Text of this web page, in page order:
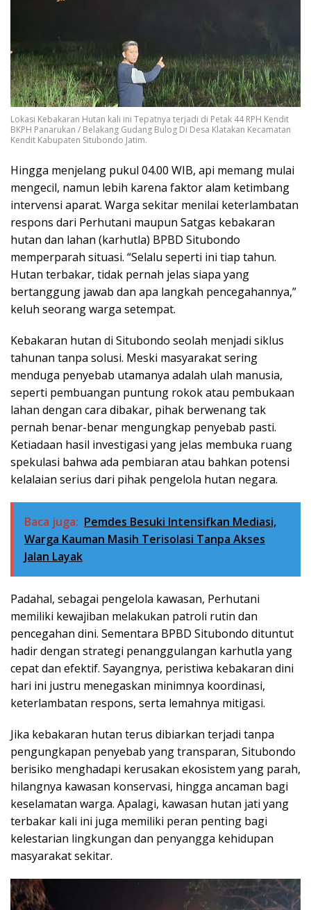
Lokasi Kebakaran Hutan kali ini Tepatnya terjadi di Petak 44 RPH Kendit
BKPH Panarukan / Belakang Gudang Bulog Di Desa Klatakan Kecamatan
Kendit Kabupaten Situbondo Jatim.
Hingga menjelang pukul 04.00 WIB, api memang mulai
mengecil, namun lebih karena faktor alam ketimbang
intervensi aparat. Warga sekitar menilai keterlambatan
respons dari Perhutani maupun Satgas kebakaran
hutan dan lahan (karhutla) BPBD Situbondo
memperparah situasi. “Selalu seperti ini tiap tahun.
Hutan terbakar, tidak pernah jelas siapa yang
bertanggung jawab dan apa langkah pencegahannya,”
keluh seorang warga setempat.
Kebakaran hutan di Situbondo seolah menjadi siklus
tahunan tanpa solusi. Meski masyarakat sering
menduga penyebab utamanya adalah ulah manusia,
seperti pembuangan puntung rokok atau pembukaan
lahan dengan cara dibakar, pihak berwenang tak
pernah benar-benar mengungkap penyebab pasti.
Ketiadaan hasil investigasi yang jelas membuka ruang
spekulasi bahwa ada pembiaran atau bahkan potensi
kelalaian serius dari pihak pengelola hutan negara.
Baca juga: Pemdes Besuki Intensifkan Mediasi,
Warga Kauman Masih Terisolasi Tanpa Akses
Jalan Layak
Padahal, sebagai pengelola kawasan, Perhutani
memiliki kewajiban melakukan patroli rutin dan
pencegahan dini. Sementara BPBD Situbondo dituntut
hadir dengan strategi penanggulangan karhutla yang
cepat dan efektif. Sayangnya, peristiwa kebakaran dini
hari ini justru menegaskan minimnya koordinasi,
keterlambatan respons, serta lemahnya mitigasi.
Jika kebakaran hutan terus dibiarkan terjadi tanpa
pengungkapan penyebab yang transparan, Situbondo
berisiko menghadapi kerusakan ekosistem yang parah,
hilangnya kawasan konservasi, hingga ancaman bagi
keselamatan warga. Apalagi, kawasan hutan jati yang
terbakar kali ini juga memiliki peran penting bagi
kelestarian lingkungan dan penyangga kehidupan
masyarakat sekitar.